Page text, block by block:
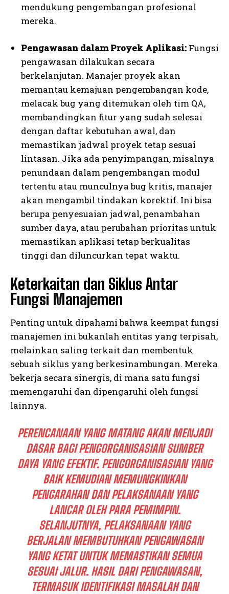
mendukung pengembangan profesional
mereka.
Pengawasan dalam Proyek Aplikasi: Fungsi
pengawasan dilakukan secara
berkelanjutan. Manajer proyek akan
memantau kemajuan pengembangan kode,
melacak bug yang ditemukan oleh tim QA,
membandingkan fitur yang sudah selesai
dengan daftar kebutuhan awal, dan
memastikan jadwal proyek tetap sesuai
lintasan. Jika ada penyimpangan, misalnya
penundaan dalam pengembangan modul
tertentu atau munculnya bug kritis, manajer
akan mengambil tindakan korektif. Ini bisa
berupa penyesuaian jadwal, penambahan
sumber daya, atau perubahan prioritas untuk
memastikan aplikasi tetap berkualitas
tinggi dan diluncurkan tepat waktu.
Keterkaitan dan Siklus Antar
Fungsi Manajemen
Penting untuk dipahami bahwa keempat fungsi
manajemen ini bukanlah entitas yang terpisah,
melainkan saling terkait dan membentuk
sebuah siklus yang berkesinambungan. Mereka
bekerja secara sinergis, di mana satu fungsi
memengaruhi dan dipengaruhi oleh fungsi
lainnya.
PERENCANAAN YANG MATANG AKAN MENJADI
DASAR BAGI PENGORGANISASIAN SUMBER
DAYA YANG EFEKTIF. PENGORGANISASIAN YANG
BAIK KEMUDIAN MEMUNGKINKAN
PENGARAHAN DAN PELAKSANAAN YANG
LANCAR OLEH PARA PEMIMPIN.
SELANJUTNYA, PELAKSANAAN YANG
BERJALAN MEMBUTUHKAN PENGAWASAN
YANG KETAT UNTUK MEMASTIKAN SEMUA
SESUAI JALUR. HASIL DARI PENGAWASAN,
TERMASUK IDENTIFIKASI MASALAH DAN